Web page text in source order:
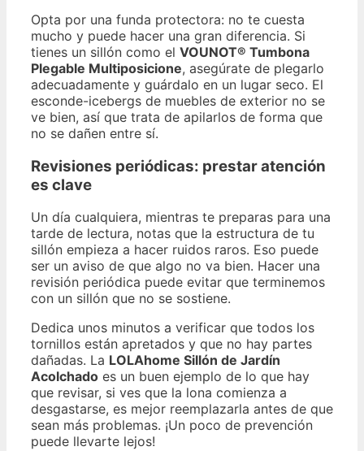
Opta por una funda protectora: no te cuesta
mucho y puede hacer una gran diferencia. Si
tienes un sillón como el VOUNOT® Tumbona
Plegable Multiposicione, asegúrate de plegarlo
adecuadamente y guárdalo en un lugar seco. El
esconde-icebergs de muebles de exterior no se
ve bien, así que trata de apilarlos de forma que
no se dañen entre sí.
Revisiones periódicas: prestar atención
es clave
Un día cualquiera, mientras te preparas para una
tarde de lectura, notas que la estructura de tu
sillón empieza a hacer ruidos raros. Eso puede
ser un aviso de que algo no va bien. Hacer una
revisión periódica puede evitar que terminemos
con un sillón que no se sostiene.
Dedica unos minutos a verificar que todos los
tornillos están apretados y que no hay partes
dañadas. La LOLAhome Sillón de Jardín
Acolchado es un buen ejemplo de lo que hay
que revisar, si ves que la lona comienza a
desgastarse, es mejor reemplazarla antes de que
sean más problemas. ¡Un poco de prevención
puede llevarte lejos!